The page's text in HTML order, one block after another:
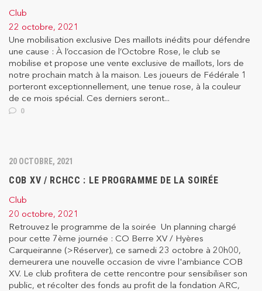
Club
22 octobre, 2021
Une mobilisation exclusive Des maillots inédits pour défendre
une cause : À l’occasion de l’Octobre Rose, le club se
mobilise et propose une vente exclusive de maillots, lors de
notre prochain match à la maison. Les joueurs de Fédérale 1
porteront exceptionnellement, une tenue rose, à la couleur
de ce mois spécial. Ces derniers seront...
0
20 OCTOBRE, 2021
COB XV / RCHCC : LE PROGRAMME DE LA SOIRÉE
Club
20 octobre, 2021
Retrouvez le programme de la soirée Un planning chargé
pour cette 7ème journée : CO Berre XV / Hyères
Carqueiranne (>Réserver), ce samedi 23 octobre à 20h00,
demeurera une nouvelle occasion de vivre l'ambiance COB
XV. Le club profitera de cette rencontre pour sensibiliser son
public, et récolter des fonds au profit de la fondation ARC,